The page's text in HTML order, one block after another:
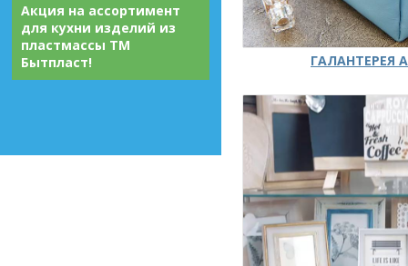
Акция на ассортимент
для кухни изделий из
пластмассы ТМ
Бытпласт!
ГАЛАНТЕРЕЯ